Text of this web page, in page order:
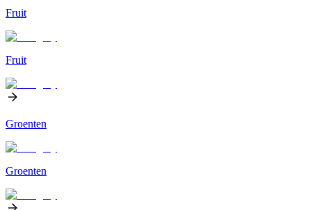
Fruit
Fruit
Groenten
Groenten